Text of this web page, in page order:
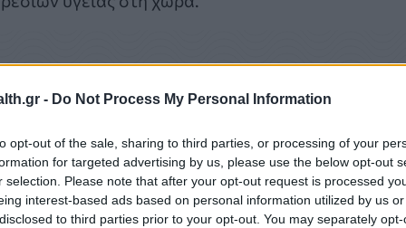
- Do Not Process My Personal Information
opt-out of the sale, sharing to third parties, or processing of your
for targeted advertising by us, please use the below opt-out
selection. Please note that after your opt-out request is processed
interest-based ads based on personal information utilized by us
to third parties prior to your opt-out. You may separately